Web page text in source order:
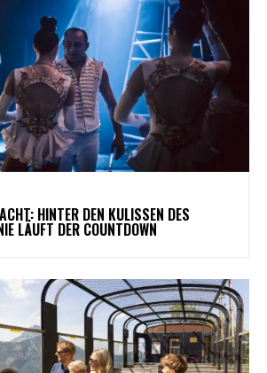
HINTER DEN KULISSEN DES
LÄUFT DER COUNTDOWN